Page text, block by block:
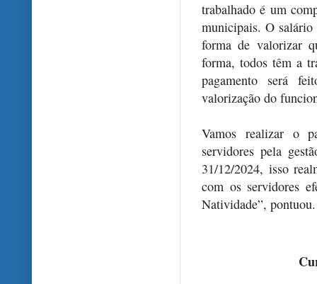
trabalhado é um
municipais. O salário
forma de valorizar
forma, todos têm a
pagamento será
valorização do
Vamos realizar o
servidores pela
31/12/2024, isso
com os servidores
Natividade”, pontuou.